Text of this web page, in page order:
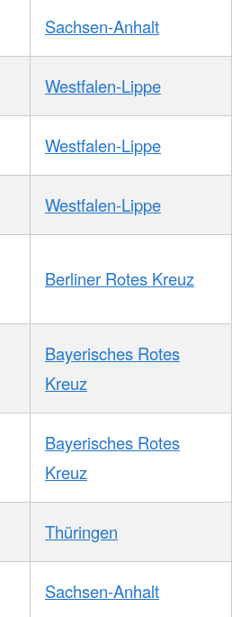
Sachsen-Anhalt
Westfalen-Lippe
Westfalen-Lippe
Westfalen-Lippe
Berliner Rotes Kreuz
Bayerisches Rotes
Kreuz
Bayerisches Rotes
Kreuz
Thüringen
Sachsen-Anhalt